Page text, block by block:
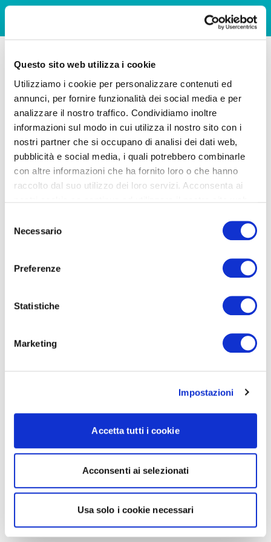
Questo sito web utilizza i cookie
Utilizziamo i cookie per personalizzare contenuti ed
annunci, per fornire funzionalità dei social media e per
analizzare il nostro traffico. Condividiamo inoltre
informazioni sul modo in cui utilizza il nostro sito con i
nostri partner che si occupano di analisi dei dati web,
pubblicità e social media, i quali potrebbero combinarle
con altre informazioni che ha fornito loro o che hanno
raccolto dal suo utilizzo dei loro servizi. Acconsenta ai
delNecessario
Preferenze
Statistiche
Marketing
Impostazioni
Accetta tutti i cookie
Acconsenti ai selezionati
Usa solo i cookie necessari